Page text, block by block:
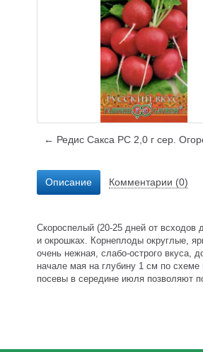
← Редис Сакса РС 2,0 г сер.
Описание Комментарии (0)
Скороспелый (20-25 дней от всходов
и окрошках. Корнеплоды округлые,
очень нежная, слабо-острого вкуса,
начале мая на глубину 1 см по
посевы в середине июля позволяют